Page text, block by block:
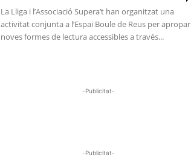
La Lliga i l’Associació Supera’t han organitzat una
activitat conjunta a l’Espai Boule de Reus per apropar
noves formes de lectura accessibles a través...
-Publicitat-
-Publicitat-